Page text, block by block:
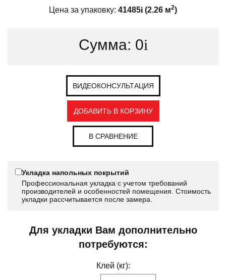
Цена за упаковку: 41485i (2.26 м2)
Сумма: 0i
ВИДЕОКОНСУЛЬТАЦИЯ
ДОБАВИТЬ В КОРЗИНУ
В СРАВНЕНИЕ
Укладка напольных покрытий
Профессиональная укладка с учетом требований
производителей и особенностей помещения. Стоимость
укладки рассчитывается после замера.
Для укладки Вам дополнительно
потребуются:
Клей (кг):